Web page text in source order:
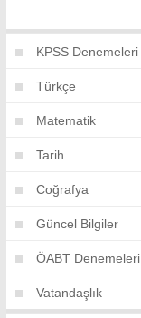
KPSS Denemeleri
Türkçe
Matematik
Tarih
Coğrafya
Güncel Bilgiler
ÖABT Denemeleri
Vatandaşlık